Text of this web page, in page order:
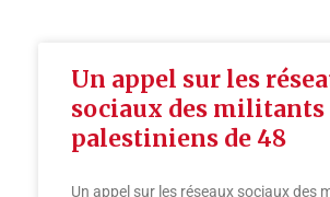
Un appel sur les
sociaux des militants
palestiniens de 48
Un appel sur les réseaux sociaux des